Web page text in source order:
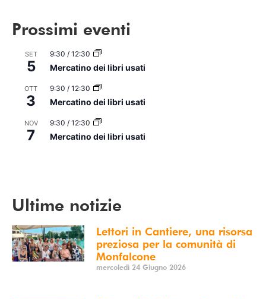
Prossimi eventi
SET
5
9:30 / 12:30
Mercatino dei libri usati
OTT
3
9:30 / 12:30
Mercatino dei libri usati
NOV
7
9:30 / 12:30
Mercatino dei libri usati
Ultime notizie
Lettori in Cantiere, una risorsa
preziosa per la comunità di
Monfalcone
mercoledì 24 Giugno 2026